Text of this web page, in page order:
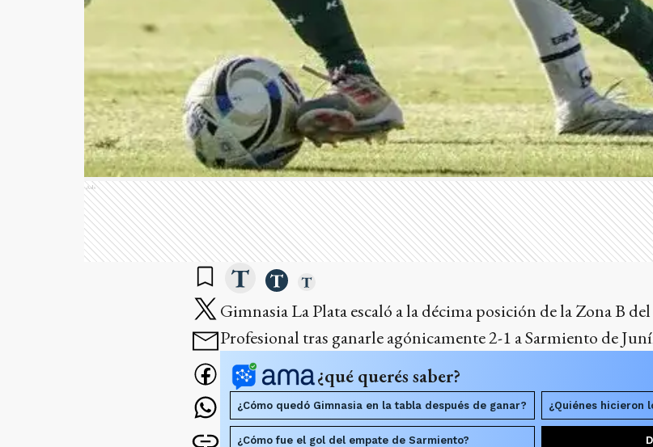
Ads
Gimnasia La Plata escaló a la décima posición de la Zona B
Profesional tras ganarle agónicamente 2-1 a Sarmiento de
¿qué querés saber?
¿Cómo quedó Gimnasia en la tabla después de ganar? ¿Quiénes hicieron
¿Cómo fue el gol del empate de Sarmiento?